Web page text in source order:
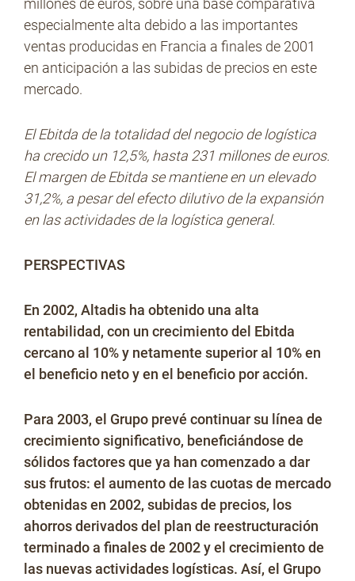
millones de euros, sobre una base comparativa
especialmente alta debido a las importantes
ventas producidas en Francia a finales de 2001
en anticipación a las subidas de precios en este
mercado.
El Ebitda de la totalidad del negocio de logística
ha crecido un 12,5%, hasta 231 millones de euros.
El margen de Ebitda se mantiene en un elevado
31,2%, a pesar del efecto dilutivo de la expansión
en las actividades de la logística general.
PERSPECTIVAS
En 2002, Altadis ha obtenido una alta
rentabilidad, con un crecimiento del Ebitda
cercano al 10% y netamente superior al 10% en
el beneficio neto y en el beneficio por acción.
Para 2003, el Grupo prevé continuar su línea de
crecimiento significativo, beneficiándose de
sólidos factores que ya han comenzado a dar
sus frutos: el aumento de las cuotas de mercado
obtenidas en 2002, subidas de precios, los
ahorros derivados del plan de reestructuración
terminado a finales de 2002 y el crecimiento de
las nuevas actividades logísticas. Así, el Grupo